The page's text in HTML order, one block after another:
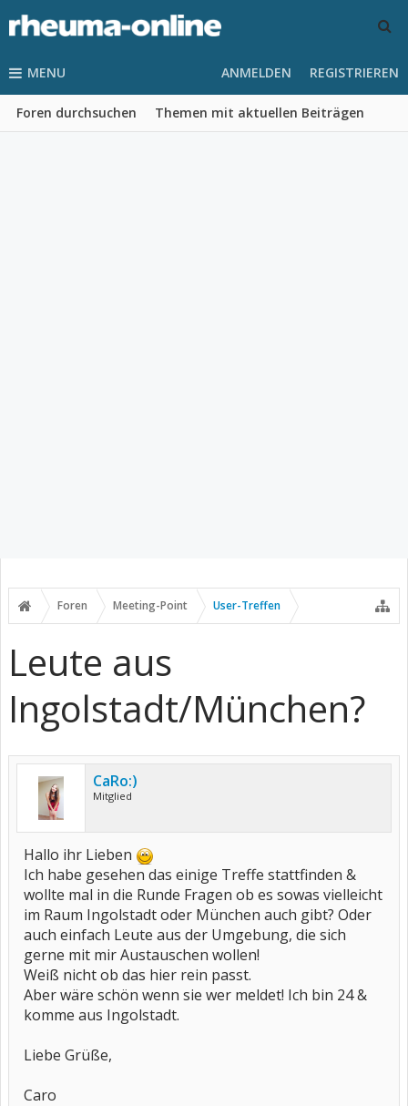
MENU
Foren durchsuchen Themen mit aktuellen Beiträgen
ANMELDEN REGISTRIEREN
Foren Meeting-Point User-Treffen
Leute aus
Ingolstadt/München?
CaRo:)
Mitglied
Hallo ihr Lieben
Ich habe gesehen das einige Treffe stattfinden &
wollte mal in die Runde Fragen ob es sowas vielleicht
im Raum Ingolstadt oder München auch gibt? Oder
auch einfach Leute aus der Umgebung, die sich
gerne mit mir Austauschen wollen!
Weiß nicht ob das hier rein passt.
Aber wäre schön wenn sie wer meldet! Ich bin 24 &
komme aus Ingolstadt.
Liebe Grüße,
Caro